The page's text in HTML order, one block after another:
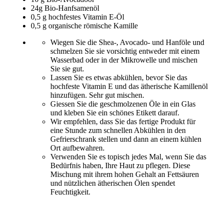
24g Bio-Hanfsamenöl
0,5 g hochfestes Vitamin E-Öl
0,5 g organische römische Kamille
Wiegen Sie die Shea-, Avocado- und Hanföle und
schmelzen Sie sie vorsichtig entweder mit einem
Wasserbad oder in der Mikrowelle und mischen
Sie sie gut.
Lassen Sie es etwas abkühlen, bevor Sie das
hochfeste Vitamin E und das ätherische Kamillenöl
hinzufügen. Sehr gut mischen.
Giessen Sie die geschmolzenen Öle in ein Glas
und kleben Sie ein schönes Etikett darauf.
Wir empfehlen, dass Sie das fertige Produkt für
eine Stunde zum schnellen Abkühlen in den
Gefrierschrank stellen und dann an einem kühlen
Ort aufbewahren.
Verwenden Sie es topisch jedes Mal, wenn Sie das
Bedürfnis haben, Ihre Haut zu pflegen. Diese
Mischung mit ihrem hohen Gehalt an Fettsäuren
und nützlichen ätherischen Ölen spendet
Feuchtigkeit.